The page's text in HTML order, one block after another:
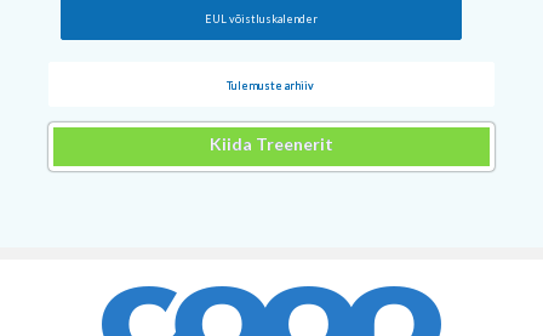
EUL võistluskalender
Tulemuste arhiiv
Kiida Treenerit